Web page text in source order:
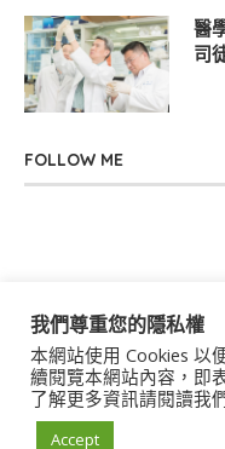
醫
司
FOLLOW ME
關於我們 聯絡
著作
我們尊重您的隱私權
本網站使用 Cookies 以
續閱覽本網站內容，即
了解更多資訊請閱讀我
Accept